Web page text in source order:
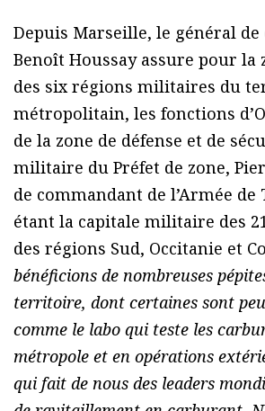
Depuis Marseille, le général de
Benoît Houssay assure pour la
des six régions militaires du
métropolitain, les fonctions
de la zone de défense et de
militaire du Préfet de zone,
de commandant de l’Armée
étant la capitale militaire des
des régions Sud, Occitanie et
bénéficions de nombreuses
territoire, dont certaines sont
comme le labo qui teste les
métropole et en opérations
qui fait de nous des leaders